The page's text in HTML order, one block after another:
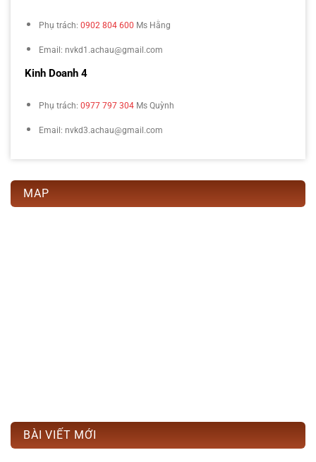
Phụ trách: 0902 804 600 Ms Hằng
Email: nvkd1.achau@gmail.com
Kinh Doanh 4
Phụ trách: 0977 797 304 Ms Quỳnh
Email: nvkd3.achau@gmail.com
MAP
BÀI VIẾT MỚI